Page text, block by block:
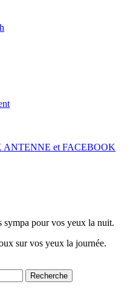
ANTENNE et FACEBOOK
sympa pour vos yeux la nuit.
sur vos yeux la journée.
Recherche